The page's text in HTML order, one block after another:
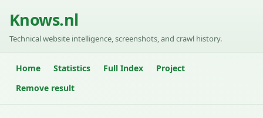
Knows.nl
Technical website intelligence, screenshots, and crawl history.
Home Statistics Full Index
Project
Remove result